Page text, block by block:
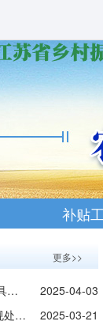
补贴
更多>>
2025年滨海县农机购置补贴机具核验工作要点
2025-04-03
关于反馈部分企业补贴产品违规处置的函
2025-03-21